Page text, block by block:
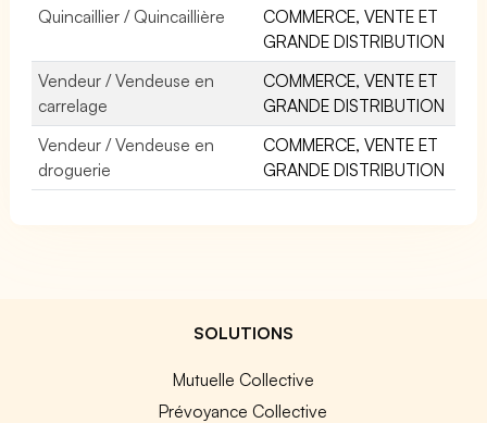
Quincaillier / Quincaillière
COMMERCE, VENTE ET
GRANDE DISTRIBUTION
Vendeur / Vendeuse en
carrelage
COMMERCE, VENTE ET
GRANDE DISTRIBUTION
Vendeur / Vendeuse en
droguerie
COMMERCE, VENTE ET
GRANDE DISTRIBUTION
SOLUTIONS
Mutuelle Collective
Prévoyance Collective